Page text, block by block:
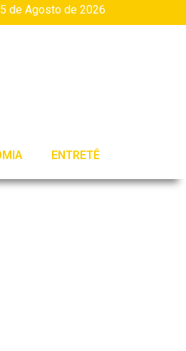
de Agosto de 2026
ENTRETÊ